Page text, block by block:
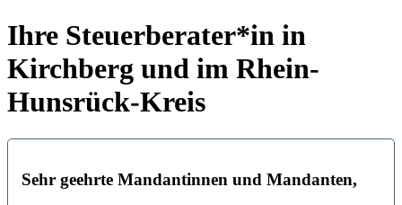
Ihre Steuerberater*in in
Kirchberg und im Rhein-
Hunsrück-Kreis
Sehr geehrte Mandantinnen und Mandanten,